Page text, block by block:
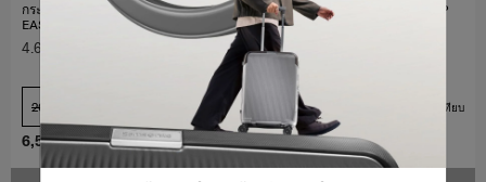
10,900 บาท
6,540 บาท
กระเป๋าเดินทาง ขนาด 20 นิ้ว EXP
EASY ACCESS
4.6
20 นิ้ว เปรียบเทียบ
11,500 บาท
5,750 บาท
กระเป๋าเดินทางขนาด 25 นิ้ว EXP
0.0
25 นิ้ว เปรียบเทียบ